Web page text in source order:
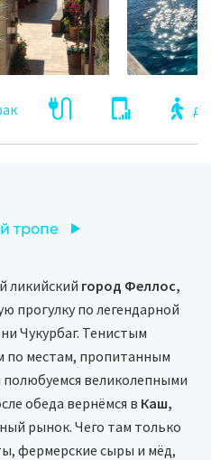
тропе
ликийский город Феллос,
прогулку по легендарной
Чукурбаг. Тенистым
по местам, пропитанным
великолепными
обеда вернёмся в Каш,
рынок. Чего там только
фермерские сыры и мёд,